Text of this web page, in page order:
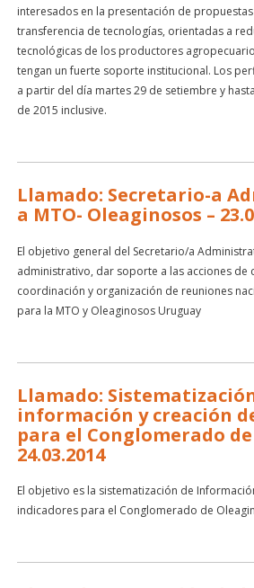
interesados en la presentación de
transferencia de tecnologías, orientadas a
tecnológicas de los productores
tengan un fuerte soporte institucional. Los
a partir del día martes 29 de setiembre y
de 2015 inclusive.
Llamado: Secretario-a
a MTO- Oleaginosos –
El objetivo general del Secretario/a
administrativo, dar soporte a las acciones de
coordinación y organización de reuniones
para la MTO y Oleaginosos Uruguay
Llamado:
información y creación
para el Conglomerado
24.03.2014
El objetivo es la sistematización de
indicadores para el Conglomerado de